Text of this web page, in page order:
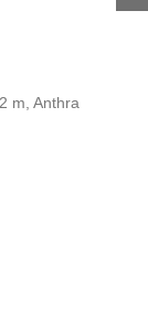
m, Anthra